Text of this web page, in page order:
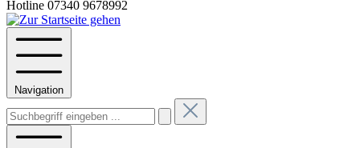
Hotline 07340 9678992
Navigation